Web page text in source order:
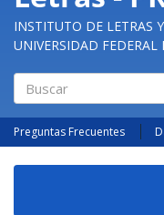
INSTITUTO DE LETRAS
UNIVERSIDAD
Buscar
Preguntas Frecuentes